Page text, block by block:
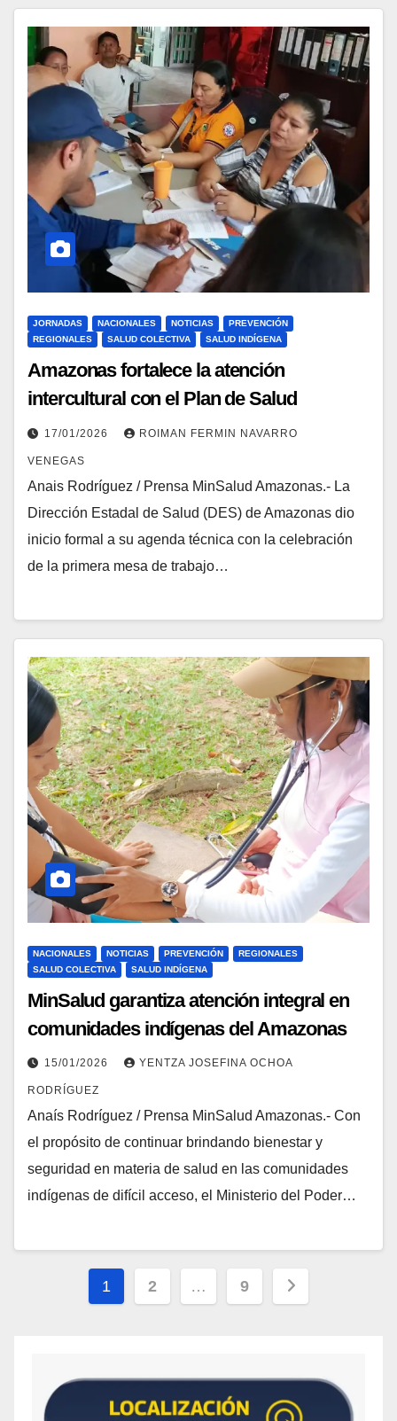
JORNADAS NACIONALES NOTICIAS
PREVENCIÓN
REGIONALES
SALUD COLECTIVA SALUD INDÍGENA
Amazonas fortalece la atención
intercultural con el Plan de Salud
Indígena 2026
17/01/2026 ROIMAN FERMIN NAVARRO
VENEGAS
Anais Rodríguez / Prensa MinSalud Amazonas.- La
Dirección Estadal de Salud (DES) de Amazonas dio
inicio formal a su agenda técnica con la celebración
de la primera mesa de trabajo…
NACIONALES NOTICIAS PREVENCIÓN
REGIONALES
SALUD COLECTIVA
SALUD INDÍGENA
MinSalud garantiza atención integral en
comunidades indígenas del Amazonas
15/01/2026 YENTZA JOSEFINA OCHOA
RODRÍGUEZ
Anaís Rodríguez / Prensa MinSalud Amazonas.- Con
el propósito de continuar brindando bienestar y
seguridad en materia de salud en las comunidades
indígenas de difícil acceso, el Ministerio del Poder…
1 2 … 9